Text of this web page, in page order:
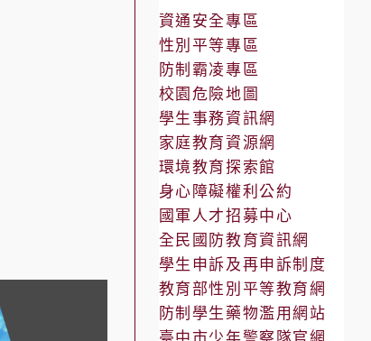
告
資通安全專區
性別平等專區
防制霸凌專區
校園危險地圖
學生事務資訊網
家庭教育資源網
環境教育探索館
身心障礙權利公約
國軍人才招募中心
全民國防教育資訊網
學生申訴及再申訴制度
教育部性別平等教育網
防制學生藥物濫用網站
臺中市少年警察隊官網